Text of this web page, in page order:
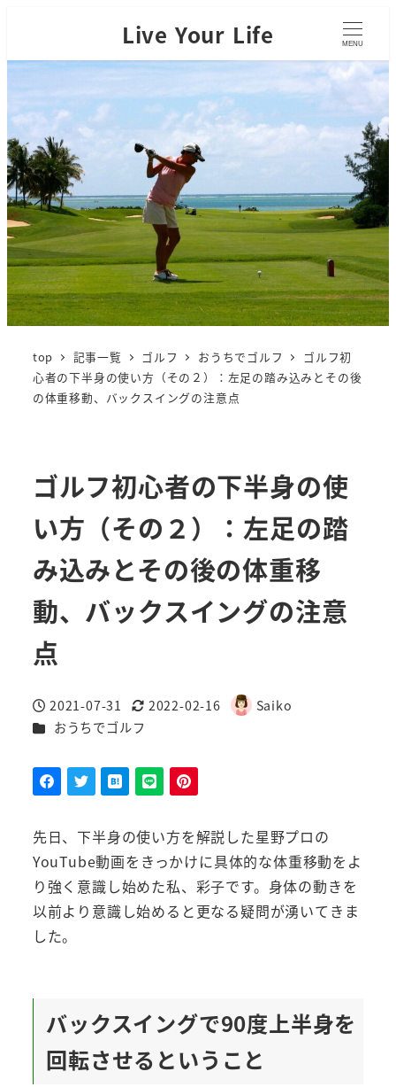
Live Your Life MENU
top 記事一覧 ゴルフ おうちでゴルフ
ゴルフ初
心者の下半身の使い方（その２）：左足の踏み込みとその後
の体重移動、バックスイングの注意点
ゴルフ初心者の下半身の使
い方（その２）：左足の踏
み込みとその後の体重移
動、バックスイングの注意
点
投稿日
2021-07-31
更新日
2022-02-16
著
Saiko
カテゴリー
おうちでゴルフ
先日、下半身の使い方を解説した星野プロの
YouTube動画をきっかけに具体的な体重移動をよ
り強く意識し始めた私、彩子です。身体の動きを
以前より意識し始めると更なる疑問が湧いてきま
した。
バックスイングで90度上半身を
回転させるということ